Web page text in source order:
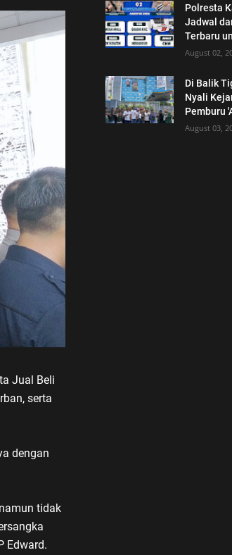
Jual Beli
serta
dengan
tidak
Edward.
Polresta
Jadwal
Terbaru
August 02,
Di Balik
Nyali
Pemburu
August 03,